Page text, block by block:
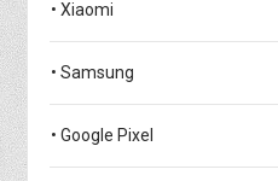
• Xiaomi
• Samsung
• Google Pixel